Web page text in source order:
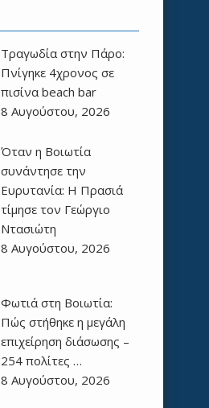
Τραγωδία στην Πάρο:
Πνίγηκε 4χρονος σε
πισίνα beach bar
8 Αυγούστου, 2026
Όταν η Βοιωτία
συνάντησε την
Ευρυτανία: Η Πρασιά
τίμησε τον Γεώργιο
Ντασιώτη
8 Αυγούστου, 2026
Φωτιά στη Βοιωτία:
Πώς στήθηκε η μεγάλη
επιχείρηση διάσωσης –
254 πολίτες …
8 Αυγούστου, 2026